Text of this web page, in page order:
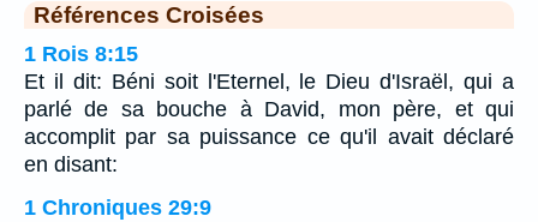
Références Croisées
1 Rois 8:15
Et il dit: Béni soit l'Eternel, le Dieu d'Israël, qui a
parlé de sa bouche à David, mon père, et qui
accomplit par sa puissance ce qu'il avait déclaré
en disant:
1 Chroniques 29:9